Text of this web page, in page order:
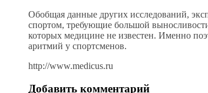
Обобщая данные других исследований,
спортом, требующие большой
которых медицине не известен. Именно
аритмий у спортсменов.
http://www.medicus.ru
Добавить комментарий